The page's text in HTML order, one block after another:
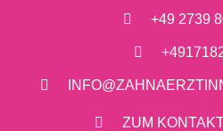
+49 2739
ZUM